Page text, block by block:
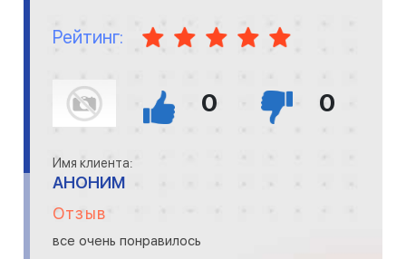
Рейтинг:
0 0
Имя клиента:
АНОНИМ
Отзыв
все очень понравилось